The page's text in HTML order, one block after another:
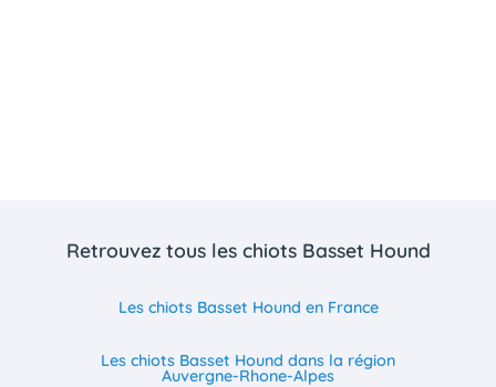
Retrouvez tous les chiots Basset Hound
Les chiots Basset Hound en France
Les chiots Basset Hound dans la région
Auvergne-Rhone-Alpes